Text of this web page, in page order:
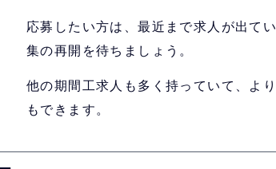
応募したい方は、最近まで求人が出て
集の再開を待ちましょう。
他の期間工求人も多く持っていて、よ
もできます。